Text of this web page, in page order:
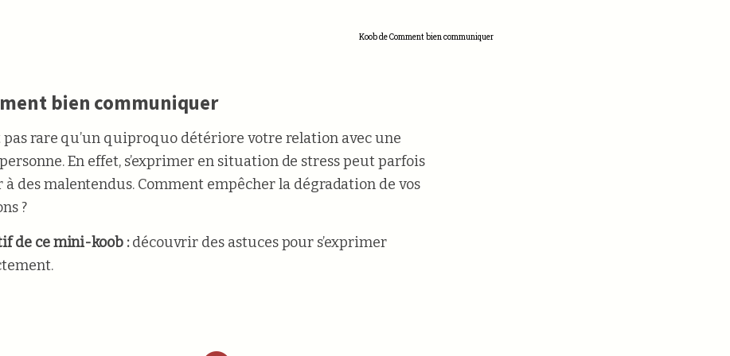
Koob de Comment bien communiquer
bien communiquer
pas rare qu’un quiproquo détériore votre relation avec une
En effet, s’exprimer en situation de stress peut parfois
à des malentendus. Comment empêcher la dégradation de vos
?
de ce mini-koob :découvrir des astuces pour s’exprimer